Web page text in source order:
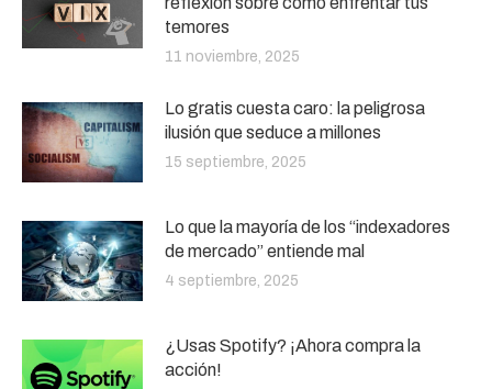
temores
11 noviembre, 2025
Lo gratis cuesta caro: la peligrosa
ilusión que seduce a millones
15 septiembre, 2025
Lo que la mayoría de los “indexadores
de mercado” entiende mal
4 septiembre, 2025
¿Usas Spotify? ¡Ahora compra la
acción!